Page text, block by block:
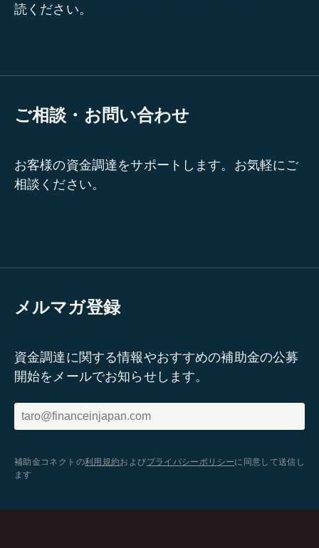
読ください。
ご相談・お問い合わせ
お客様の資金調達をサポートします。お気軽にご
相談ください。
メルマガ登録
資金調達に関する情報やおすすめの補助金の公募
開始をメールでお知らせします。
補助金コネクトの利用規約およびプライバシーポリシーに同意して送信し
ます